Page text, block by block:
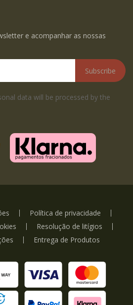
e acompanhar as nossas
Subscribe
data will be processed by the
Política de privacidade
Resolução de litígios
Entrega de Produtos